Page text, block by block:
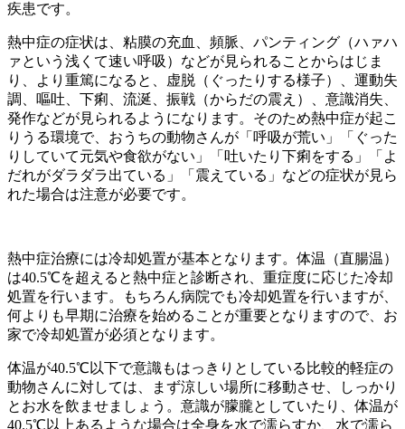
疾患です。
熱中症の症状は、粘膜の充血、頻脈、パンティング（ハァハ
ァという浅くて速い呼吸）などが見られることからはじま
り、より重篤になると、虚脱（ぐったりする様子）、運動失
調、嘔吐、下痢、流涎、振戦（からだの震え）、意識消失、
発作などが見られるようになります。そのため熱中症が起こ
りうる環境で、おうちの動物さんが「呼吸が荒い」「ぐった
りしていて元気や食欲がない」「吐いたり下痢をする」「よ
だれがダラダラ出ている」「震えている」などの症状が見ら
れた場合は注意が必要です。
熱中症治療には冷却処置が基本となります。体温（直腸温）
は40.5℃を超えると熱中症と診断され、重症度に応じた冷却
処置を行います。もちろん病院でも冷却処置を行いますが、
何よりも早期に治療を始めることが重要となりますので、お
家で冷却処置が必須となります。
体温が40.5℃以下で意識もはっきりとしている比較的軽症の
動物さんに対しては、まず涼しい場所に移動させ、しっかり
とお水を飲ませましょう。意識が朦朧としていたり、体温が
40.5℃以上あるような場合は全身を水で濡らすか、水で濡ら